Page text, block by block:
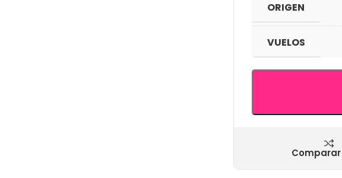
ORIGEN
VUELOS